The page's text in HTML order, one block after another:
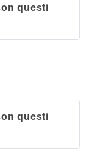
questi
questi